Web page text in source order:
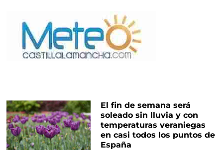
El fin de semana será
soleado sin lluvia y con
temperaturas veraniegas
en casi todos los puntos de
España